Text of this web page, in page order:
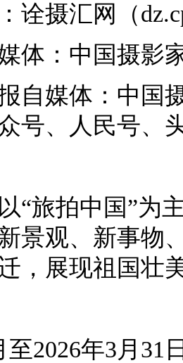
诠摄汇网（
体：中国摄影
自媒体：中国
号、人民号、
“旅拍中国”为
景观、新事物
，展现祖国壮
至2026年3月